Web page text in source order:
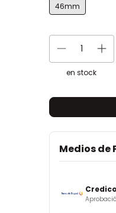
46mm
en stock
Medios de